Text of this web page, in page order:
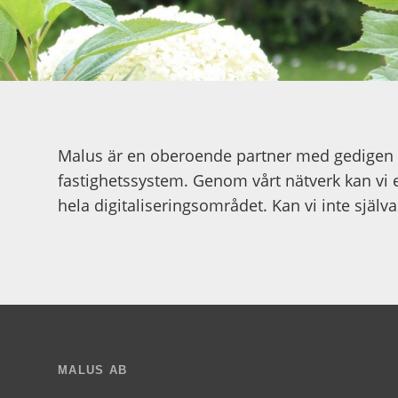
Malus är en oberoende partner med
fastighetssystem. Genom vårt nätverk kan
hela digitaliseringsområdet. Kan vi inte
MALUS AB